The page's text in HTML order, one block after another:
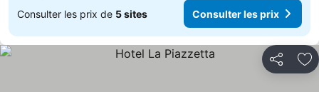
Consulter les prix de 5 sites Consulter les prix
Partager